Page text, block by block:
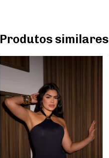
Produtos similares